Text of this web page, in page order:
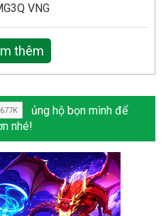
VNG
thêm
ủng hộ bọn mình để
nhé!